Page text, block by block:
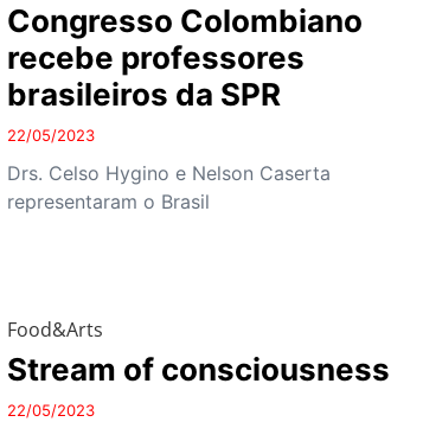
Congresso Colombiano
recebe professores
brasileiros da SPR
22/05/2023
Drs. Celso Hygino e Nelson Caserta
representaram o Brasil
Food&Arts
Stream of consciousness
22/05/2023